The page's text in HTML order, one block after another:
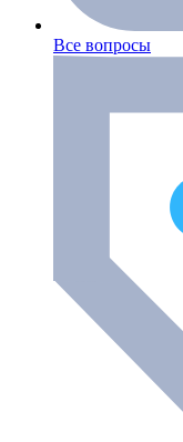
Все вопросы